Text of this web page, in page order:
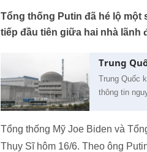
Tổng thống Putin đã hé lộ
tiếp đầu tiên giữa hai nhà lãnh
Trung
Trung Quốc
thông tin
Tổng thống Mỹ Joe Biden và
Thụy Sĩ hôm 16/6. Theo ông